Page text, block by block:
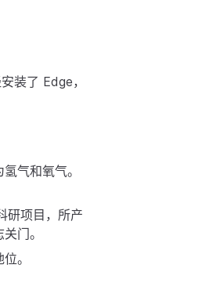
装了 Edge，
气和氧气。
研项目，所产
门。
。